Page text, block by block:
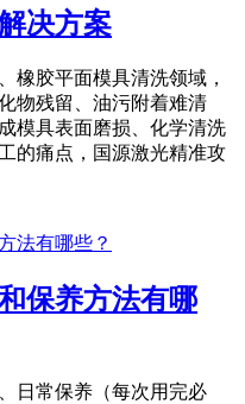
决方案
橡胶平面模具清洗领域，
物残留、油污附着难清
模具表面磨损、化学清洗
的痛点，国源激光精准攻
保养方法有哪
日常保养（每次用完必